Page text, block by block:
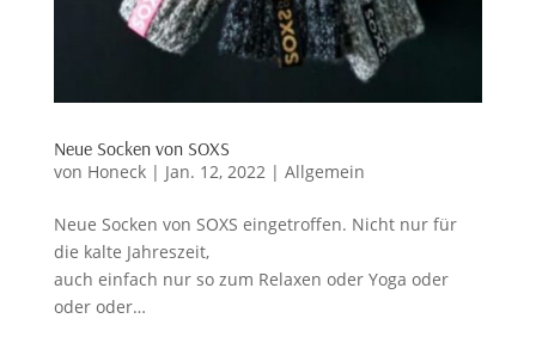
Neue Socken von SOXS
von Honeck| Jan. 12, 2022| Allgemein
Neue Socken von SOXS eingetroffen. Nicht nur für
die kalte Jahreszeit,
auch einfach nur so zum Relaxen oder Yoga oder
oder oder…